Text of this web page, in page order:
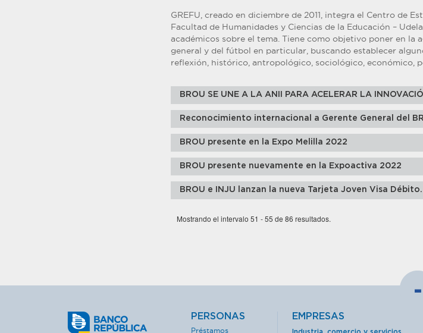
GREFU, creado en diciembre de 2011, integra el Centro de
Facultad de Humanidades y Ciencias de la Educación –
académicos sobre el tema. Tiene como objetivo poner en la
general y del fútbol en particular, buscando establecer
reflexión, histórico, antropológico, sociológico, económico,
BROU SE UNE A LA ANII PARA ACELERAR LA
Reconocimiento internacional a Gerente General del
BROU presente en la Expo Melilla 2022
BROU presente nuevamente en la Expoactiva 2022
BROU e INJU lanzan la nueva Tarjeta Joven Visa Débito.
Mostrando el intervalo 51 - 55 de 86 resultados.
-
PERSONAS
Préstamos
EMPRESAS